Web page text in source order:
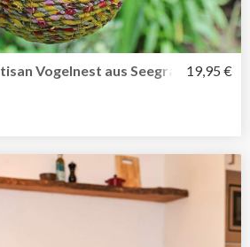
Vogelnest aus Seegras und19,95 €